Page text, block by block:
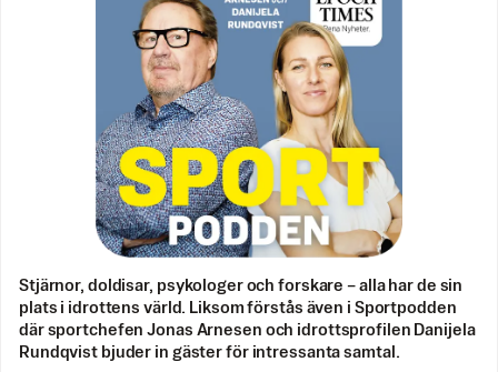
Stjärnor, doldisar, psykologer och forskare – alla har de sin
plats i idrottens värld. Liksom förstås även i Sportpodden
där sportchefen Jonas Arnesen och idrottsprofilen Danijela
Rundqvist bjuder in gäster för intressanta samtal.